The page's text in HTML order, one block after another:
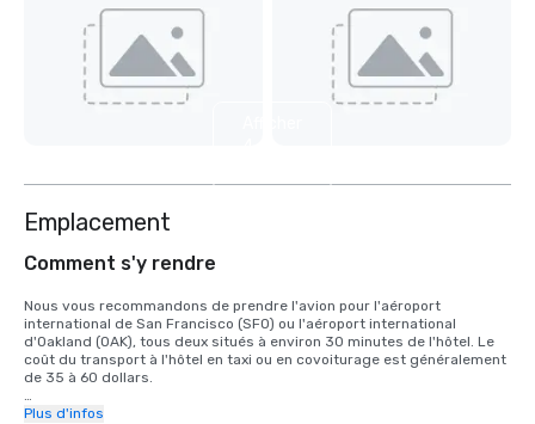
Emplacement
Comment s'y rendre
Nous vous recommandons de prendre l'avion pour l'aéroport
international de San Francisco (SFO) ou l'aéroport international
d'Oakland (OAK), tous deux situés à environ 30 minutes de l'hôtel. Le
coût du transport à l'hôtel en taxi ou en covoiturage est généralement
de 35 à 60 dollars.
Pour les clients qui souhaitent prendre le train, le train Bay Area Rapid
Plus d'infos